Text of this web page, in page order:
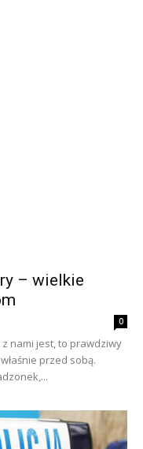
– wielkie
0
nami jest, to prawdziwy
przed sobą.